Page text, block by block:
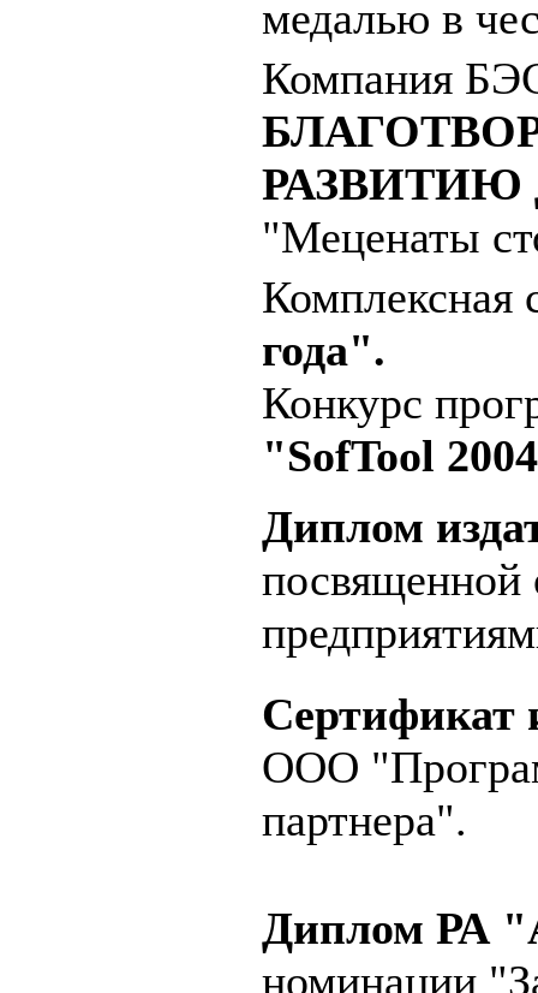
медалью в
Компания
РАЗВИТИЮ
"Меценаты
Комплексная
года".
Конкурс
"SofTool
Диплом
посвященной
Сертификат
ООО
партнера".
Диплом РА
номинации